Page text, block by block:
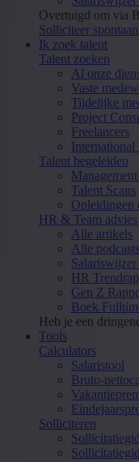
Overtuigd om via
Solliciteer spontaan
Ik zoek talent
Talent zoeken
Al onze
Vaste
Tijdelijke
Project
Freelancers
International
Talent begeleiden
Talent Scans
Opleidingen
HR & Team advies
Alle artikels
Alle podcasts
Salariswijzer
HR
Gen Z
Boek
Heb je een
Tools
Calculators
Salaristool
Bruto-
Solliciteren